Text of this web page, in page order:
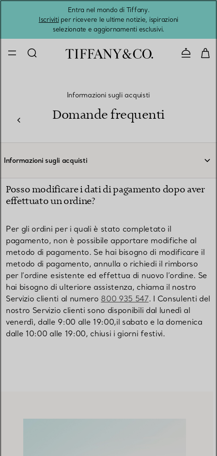
Entra nel mondo di Tiffany.
Iscrivitiper ricevere le ultime notizie, ispirazioni
selezionate e aggiornamenti esclusivi.
Informazioni sugli acquisti
Domande frequenti
Informazioni sugli acquisti
Posso modificare i dati di pagamento dopo aver
effettuato un ordine?
Per gli ordini per i quali è stato completato il
pagamento, non è possibile apportare modifiche al
metodo di pagamento. Se hai bisogno di modificare il
metodo di pagamento, annulla o richiedi il rimborso
per l’ordine esistente ed effettua di nuovo l’ordine. Se
hai bisogno di ulteriore assistenza, chiama il nostro
Servizio clienti al numero 800 935 547. I Consulenti del
nostro Servizio clienti sono disponibili dal lunedì al
venerdì, dalle 9:00 alle 19:00,il sabato e la domenica
dalle 10:00 alle 19:00, chiusi i giorni festivi.